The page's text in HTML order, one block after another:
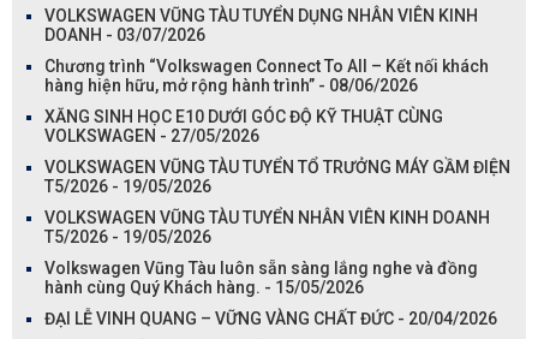
VOLKSWAGEN VŨNG TÀU TUYỂN DỤNG NHÂN VIÊN KINH
DOANH - 03/07/2026
Chương trình “Volkswagen Connect To All – Kết nối khách
hàng hiện hữu, mở rộng hành trình” - 08/06/2026
XĂNG SINH HỌC E10 DƯỚI GÓC ĐỘ KỸ THUẬT CÙNG
VOLKSWAGEN - 27/05/2026
VOLKSWAGEN VŨNG TÀU TUYỂN TỔ TRƯỞNG MÁY GẦM ĐIỆN
T5/2026 - 19/05/2026
VOLKSWAGEN VŨNG TÀU TUYỂN NHÂN VIÊN KINH DOANH
T5/2026 - 19/05/2026
Volkswagen Vũng Tàu luôn sẵn sàng lắng nghe và đồng
hành cùng Quý Khách hàng. - 15/05/2026
ĐẠI LỄ VINH QUANG – VỮNG VÀNG CHẤT ĐỨC - 20/04/2026